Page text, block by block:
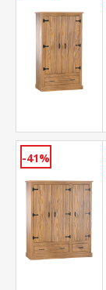
-41%